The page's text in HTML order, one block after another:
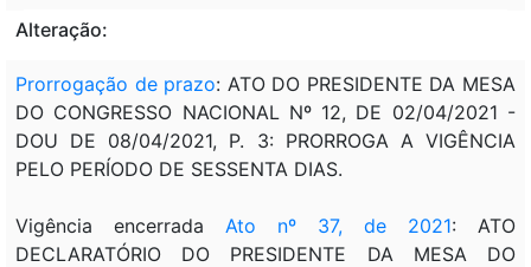
Alteração:
Prorrogação de prazo: ATO DO PRESIDENTE DA MESA
DO CONGRESSO NACIONAL Nº 12, DE 02/04/2021 -
DOU DE 08/04/2021, P. 3: PRORROGA A VIGÊNCIA
PELO PERÍODO DE SESSENTA DIAS.
Vigência encerrada Ato nº 37, de 2021: ATO
DECLARATÓRIO DO PRESIDENTE DA MESA DO